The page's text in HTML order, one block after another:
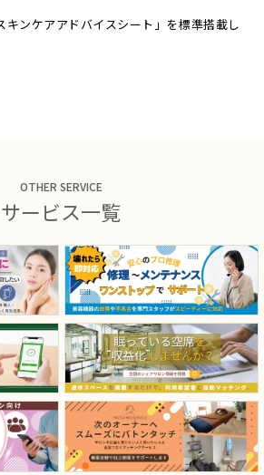
キンケアアドバイスシート」を標準搭載し
OTHER SERVICE
サービス一覧